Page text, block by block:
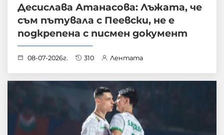
Десислава Атанасова: Лъжата, че
съм пътувала с Пеевски, не е
подкрепена с писмен документ
08-07-2026г. 310 Лентата